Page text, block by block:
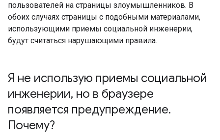
пользователей на страницы злоумышленников. В
обоих случаях страницы с подобными материалами,
использующими приемы социальной инженерии,
будут считаться нарушающими правила.
Я не использую приемы социальной
инженерии, но в браузере
появляется предупреждение.
Почему?